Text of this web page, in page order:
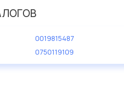
тормозные дисковые с гарантией
0019815487
0750119109